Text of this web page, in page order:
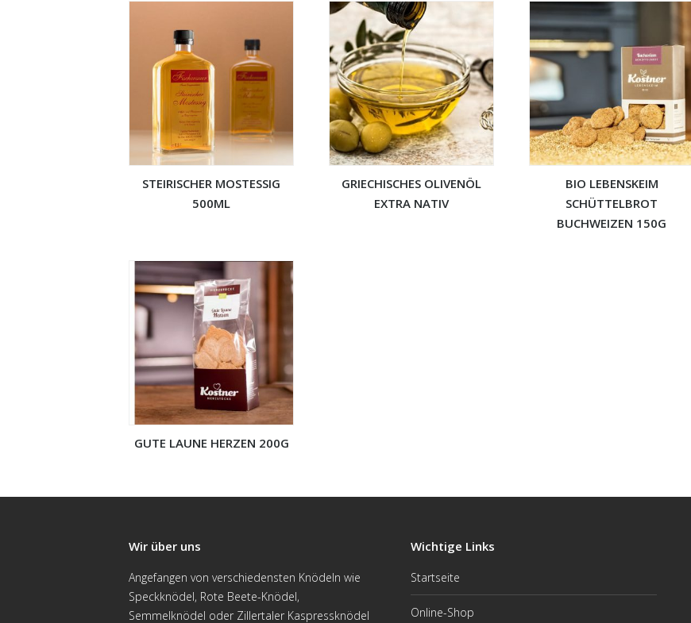
STEIRISCHER MOSTESSIG
500ML
GRIECHISCHES OLIVENÖL
EXTRA NATIV
BIO LEBENSKEIM
SCHÜTTELBROT
BUCHWEIZEN 150G
GUTE LAUNE HERZEN 200G
Wir über uns
Angefangen von verschiedensten Knödeln wie
Speckknödel, Rote Beete-Knödel,
Semmelknödel oder Zillertaler Kaspressknödel
Wichtige Links
Startseite
Online-Shop